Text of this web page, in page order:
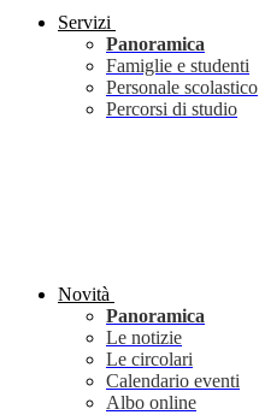
Servizi
Panoramica
Famiglie e studenti
Personale scolastico
Percorsi di studio
Novità
Panoramica
Le notizie
Le circolari
Calendario eventi
Albo online